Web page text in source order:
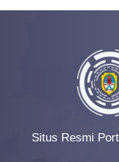
Situs Resmi